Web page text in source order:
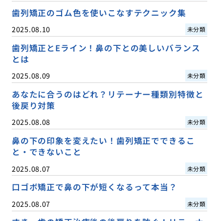
歯列矯正のゴム色を使いこなすテクニック集
2025.08.10 未分類
歯列矯正とEライン！鼻の下との美しいバランス
とは
2025.08.09 未分類
あなたに合うのはどれ？リテーナー種類別特徴と
後戻り対策
2025.08.08 未分類
鼻の下の印象を変えたい！歯列矯正でできるこ
と・できないこと
2025.08.07 未分類
口ゴボ矯正で鼻の下が短くなるって本当？
2025.08.07 未分類